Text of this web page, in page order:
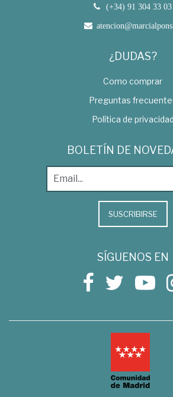
(+34) 91 304 33 03
¿DUDAS?
Como comprar
Preguntas
Política de privacidad
BOLETÍN DE
SUSCRIBIRSE
SÍGUENOS EN